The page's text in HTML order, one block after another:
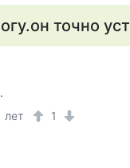
точно
лет
1